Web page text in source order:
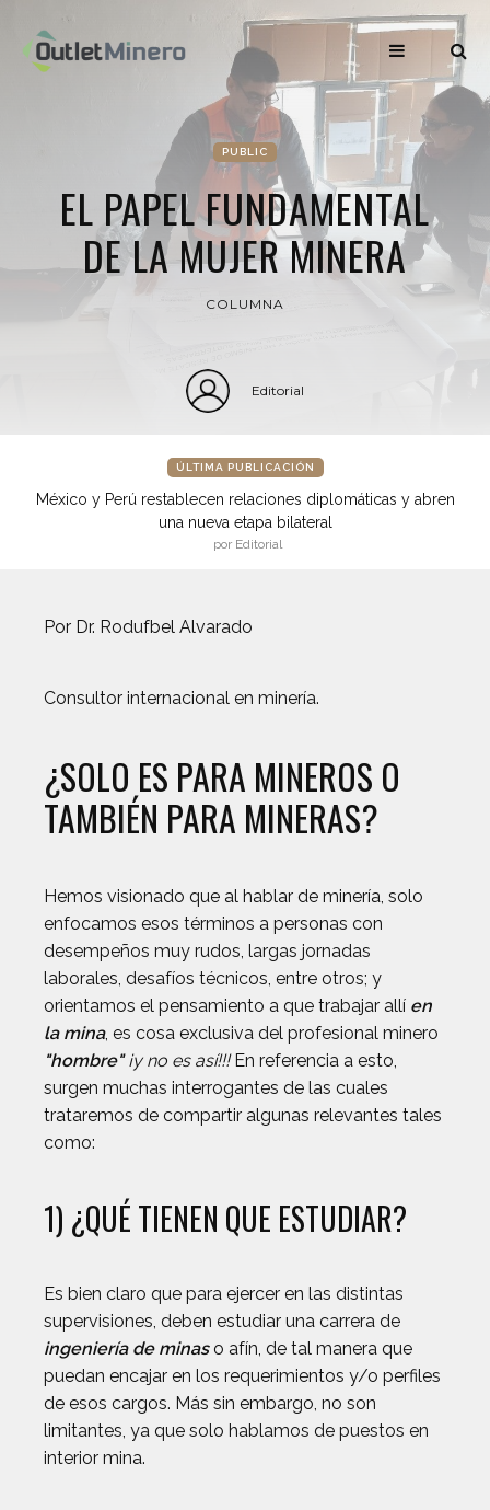
PUBLIC
EL PAPEL FUNDAMENTAL
DE LA MUJER MINERA
COLUMNA
Editorial
ÚLTIMA PUBLICACIÓN
México y Perú restablecen relaciones diplomáticas y abren
una nueva etapa bilateral
por Editorial
Por Dr. Rodufbel Alvarado
Consultor internacional en minería.
¿SOLO ES PARA MINEROS O
TAMBIÉN PARA MINERAS?
Hemos visionado que al hablar de minería, solo
enfocamos esos términos a personas con
desempeños muy rudos, largas jornadas
laborales, desafíos técnicos, entre otros; y
orientamos el pensamiento a que trabajar allí en
la mina, es cosa exclusiva del profesional minero
"hombre" ¡y no es así!!!En referencia a esto,
surgen muchas interrogantes de las cuales
trataremos de compartir algunas relevantes tales
como:
1) ¿QUÉ TIENEN QUE ESTUDIAR?
Es bien claro que para ejercer en las distintas
supervisiones, deben estudiar una carrera de
ingeniería de minaso afín, de tal manera que
puedan encajar en los requerimientos y/o perfiles
de esos cargos. Más sin embargo, no son
limitantes, ya que solo hablamos de puestos en
interior mina.